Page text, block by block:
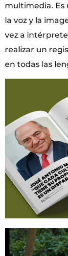
multimedia. Es
la voz y la
vez a
realizar un
en todas las